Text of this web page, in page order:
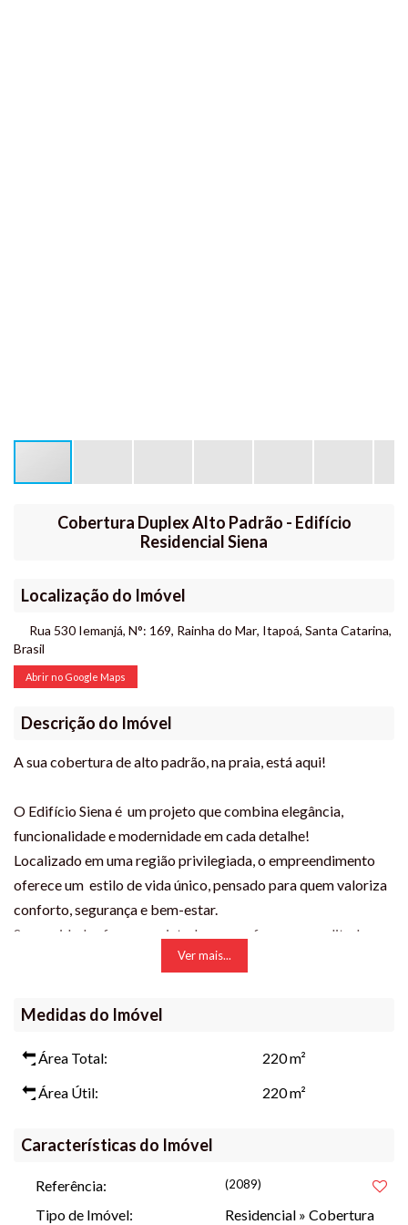
Cobertura Duplex Alto Padrão - Edifício
Residencial Siena
Localização do Imóvel
Rua 530 Iemanjá, N°: 169, Rainha do Mar, Itapoá, Santa Catarina,
Brasil
Abrir no Google Maps
Descrição do Imóvel
A sua cobertura de alto padrão, na praia, está aqui!
O Edifício Siena é um projeto que combina elegância,
funcionalidade e modernidade em cada detalhe!
Localizado em uma região privilegiada, o empreendimento
oferece um estilo de vida único, pensado para quem valoriza
conforto, segurança e bem-estar.
Suas unidades foram projetadas para oferecer amplitude,
luminosidade e conforto para você e sua família!
acomodam 3 suítes, sala de estar/jantar, cozinha, área de
ampla sacada com jacuzzi. Duas vagas de garagem.
Características exclusivas, aliando espaço e conforto,
perfeitas para você que busca um lar diferenciado e
Ver mais...
Medidas do Imóvel
Área Total:
220 m²
Área Útil:
220 m²
Características do Imóvel
Referência: (2089)
Tipo de Imóvel: Residencial » Cobertura